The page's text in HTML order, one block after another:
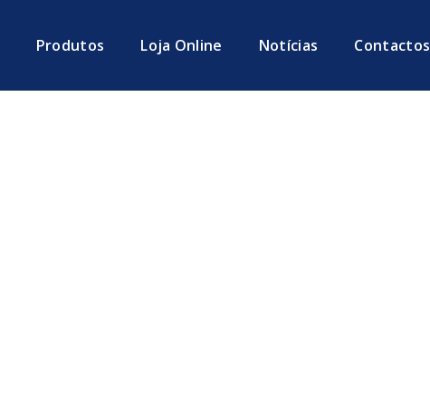
Produtos Loja Online Notícias Contactos